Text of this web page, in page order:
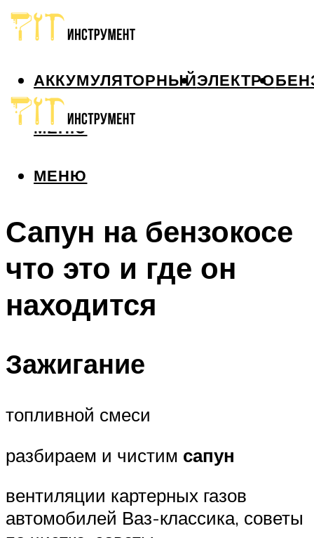
АККУМУЛЯТОРНЫЙЭЛЕКТРО
МЕНЮ
МЕНЮ
Сапун на бензокосе
что это и где он
находится
Зажигание
топливной смеси
разбираем и чистим сапун
вентиляции картерных газов
автомобилей Ваз-классика, советы